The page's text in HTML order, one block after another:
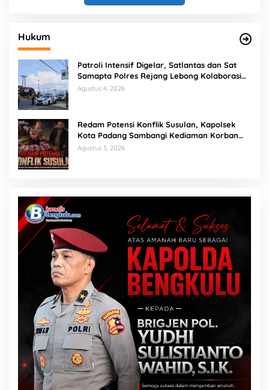
Hukum
Patroli Intensif Digelar, Satlantas dan Sat
Samapta Polres Rejang Lebong Kolaborasi
Berantas Balap Liar
Agustus 4, 2026
Redam Potensi Konflik Susulan, Kapolsek
Kota Padang Sambangi Kediaman Korban
Penganiayaan di Lubuk Mumpo
Agustus 3, 2026